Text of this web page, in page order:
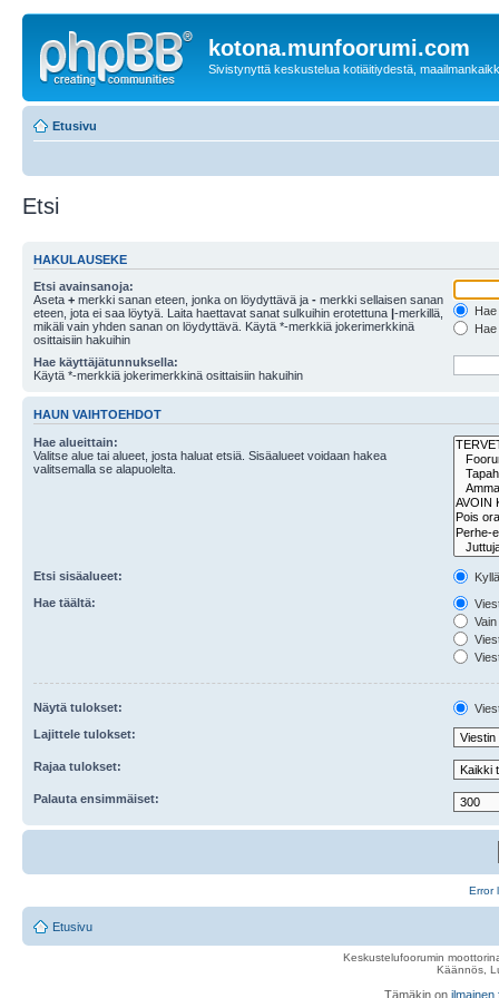
kotona.munfoorumi.com
Sivistynyttä keskustelua kotiäitiydestä,
Etusivu
Etsi
HAKULAUSEKE
Etsi avainsanoja:
Aseta + merkki sanan eteen, jonka on löydyttävä ja - merkki sellaisen sanan
eteen, jota ei saa löytyä. Laita haettavat sanat sulkuihin erotettuna |-merkillä,
mikäli vain yhden sanan on löydyttävä. Käytä *-merkkiä jokerimerkkinä
osittaisiin hakuihin
Hae käyttäjätunnuksella:
Käytä *-merkkiä jokerimerkkinä osittaisiin hakuihin
HAUN VAIHTOEHDOT
Hae alueittain:
Valitse alue tai alueet, josta haluat etsiä. Sisäalueet voidaan hakea
valitsemalla se alapuolelta.
Etsi sisäalueet:
Hae täältä:
Näytä tulokset:
Lajittele tulokset:
Rajaa tulokset:
Palauta ensimmäiset:
Error
Etusivu
Keskustelufoorumin
Käännös,
Tämäkin on ilmainen